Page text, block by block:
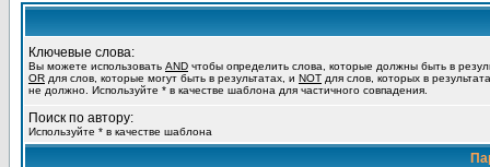
Ключевые слова:
Вы можете использовать AND чтобы определить слова, которые должны быть в
OR для слов, которые могут быть в результатах, и NOT для слов, которых в
не должно. Используйте * в качестве шаблона для частичного совпадения.
Поиск по автору:
Используйте * в качестве шаблона